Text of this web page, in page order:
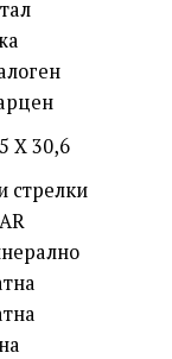
X 30,6
стрелки